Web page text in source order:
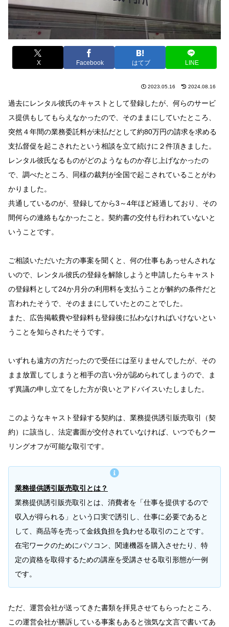
X Facebook はてブ LINE
2023.05.16 2024.08.16
過去にレンタル彼氏のキャストとして登録したが、何らのサービ
ス提供もしてもらえなかったので、そのままにしていたところ、
突然４年間の業務委託料が未払だとして約80万円の請求を求める
支払督促を起こされたという相談を立て続けに２件頂きました。
レンタル彼氏なるものがどのようなものか存じ上げなかったの
で、調べたところ、同様の裁判が全国で起こされていることがわ
かりました。
共通しているのが、登録してから3～4年ほど経過しており、その
間何らの連絡もなかったこと。契約書の交付も行われていないと
いうことです。
ご相談いただいた方の事案を聞くと、何の仕事もあっせんされな
いので、レンタル彼氏の登録を解除しようと申請したらキャスト
の登録料として24か月分の利用料を支払うことが解約の条件だと
言われたそうで、そのままにしていたとのことでした。
また、広告掲載費や登録料も登録後に払わなければいけないとい
うことを知らされたそうです。
いずれも遠方の方だったので受任には至りませんでしたが、その
まま放置してしまうと相手の言い分が認められてしまうので、ま
ず異議の申し立てをした方が良いとアドバイスいたしました。
このようなキャスト登録する契約は、業務提供誘引販売取引（契
約）に該当し、法定書面が交付されていなければ、いつでもクー
リングオフが可能な取引です。
業務提供誘引販売取引とは？
業務提供誘引販売取引とは、消費者を「仕事を提供するので
収入が得られる」という口実で誘引し、仕事に必要であると
して、商品等を売って金銭負担を負わせる取引のことです。
在宅ワークのためにパソコン、関連機器を購入させたり、特
定の資格を取得するための講座を受講させる取引形態が一例
です。
ただ、運営会社が送ってきた書類を拝見させてもらったところ、
この運営会社が勝訴している事案もあると強気な文言で書いてあ